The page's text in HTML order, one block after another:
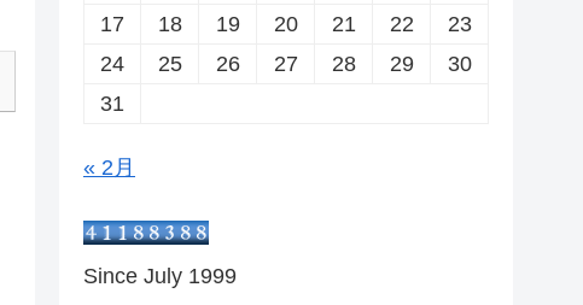
17
18 19 20 21 22
23
24
25 26 27 28 29
30
31
« 2月
Since July 1999